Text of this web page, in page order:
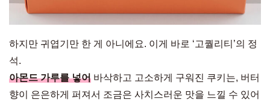
하지만 귀엽기만 한 게 아니에요. 이게 바로 ‘고퀄리티’의 정
석.
아몬드 가루를 넣어 바삭하고 고소하게 구워진 쿠키는, 버터
향이 은은하게 퍼져서 조금은 사치스러운 맛을 느낄 수 있어